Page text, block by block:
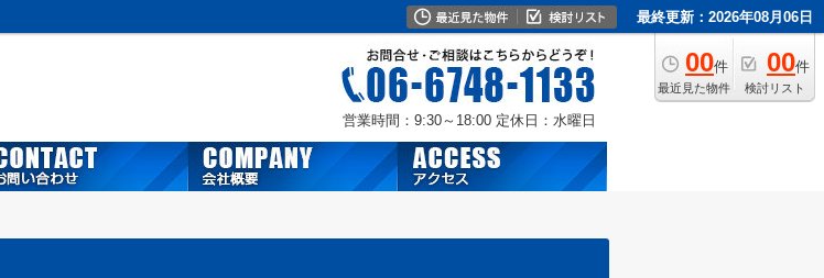
最終更新：2026年08月06日
00件
最近見た物件
00件
検討リスト
営業時間：9:30～18:00 定休日：水曜日